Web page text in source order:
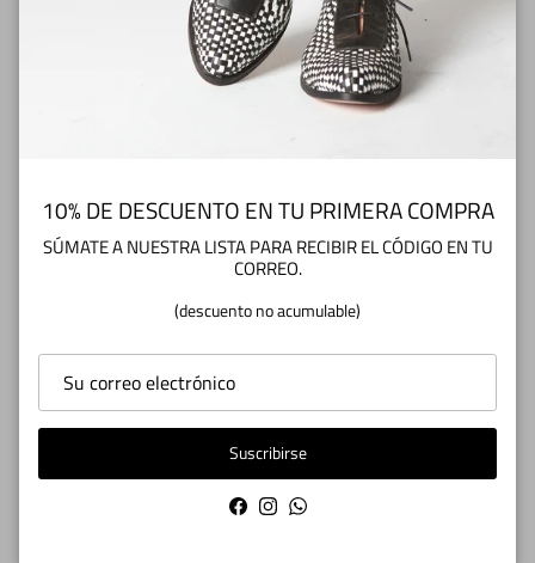
¿TIENES DUDAS O CONSULTAS? Escríbenos
10% DE DESCUENTO EN TU PRIMERA COMPRA
SÚMATE A NUESTRA LISTA PARA RECIBIR EL CÓDIGO EN TU
CORREO.
(descuento no acumulable)
Suscribirse
Facebook
InstagramWhatsApp